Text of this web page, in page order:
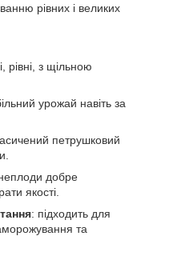
рівних і великих
рівні, з щільною
урожай навіть за
петрушковий
добре
якості.
: підходить для
та